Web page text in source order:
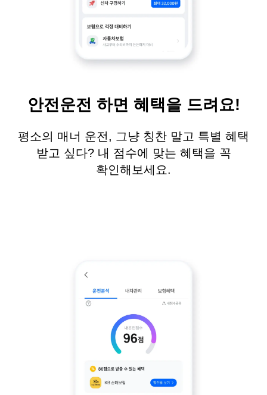
안전운전 하면 혜택을 드려요!
평소의 매너 운전, 그냥 칭찬 말고 특별 혜택
받고 싶다? 내 점수에 맞는 혜택을 꼭
확인해보세요.